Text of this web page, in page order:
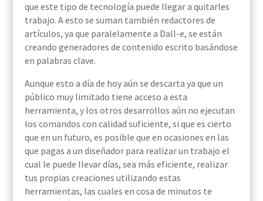
que este tipo de tecnología puede llegar a quitarles
trabajo. A esto se suman también redactores de
artículos, ya que paralelamente a Dall-e, se están
creando generadores de contenido escrito basándose
en palabras clave.
Aunque esto a día de hoy aún se descarta ya que un
público muy limitado tiene acceso a esta
herramienta, y los otros desarrollos aún no ejecutan
los comandos con calidad suficiente, si que es cierto
que en un futuro, es posible que en ocasiones en las
que pagas a un diseñador para realizar un trabajo el
cual le puede llevar días, sea más eficiente, realizar
tus propias creaciones utilizando estas
herramientas, las cuales en cosa de minutos te